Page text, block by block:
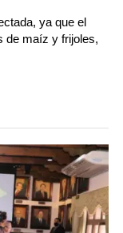
ya que el
de maíz y frijoles,